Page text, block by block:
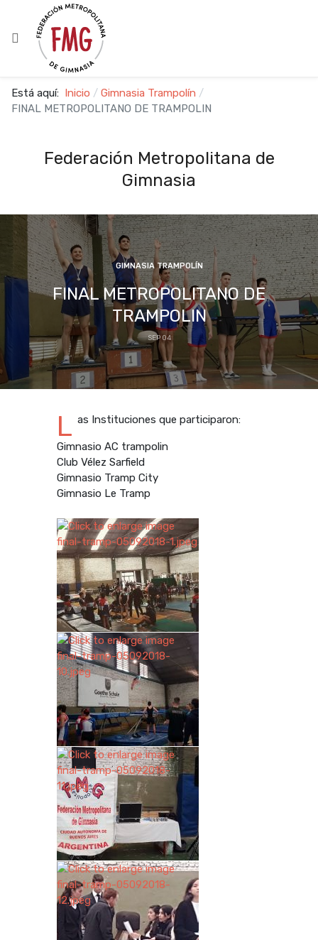
Está aquí: Inicio
Gimnasia Trampolín
FINAL METROPOLITANO DE TRAMPOLIN
Federación Metropolitana de
Gimnasia
GIMNASIA TRAMPOLÍN
FINAL METROPOLITANO DE
TRAMPOLIN
SEP 04
L as Instituciones que participaron:
Gimnasio AC trampolin
Club Vélez Sarfield
Gimnasio Tramp City
Gimnasio Le Tramp